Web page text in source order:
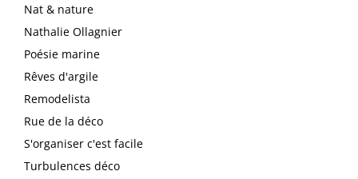
Nat & nature
Nathalie Ollagnier
Poésie marine
Rêves d'argile
Remodelista
Rue de la déco
S'organiser c'est facile
Turbulences déco